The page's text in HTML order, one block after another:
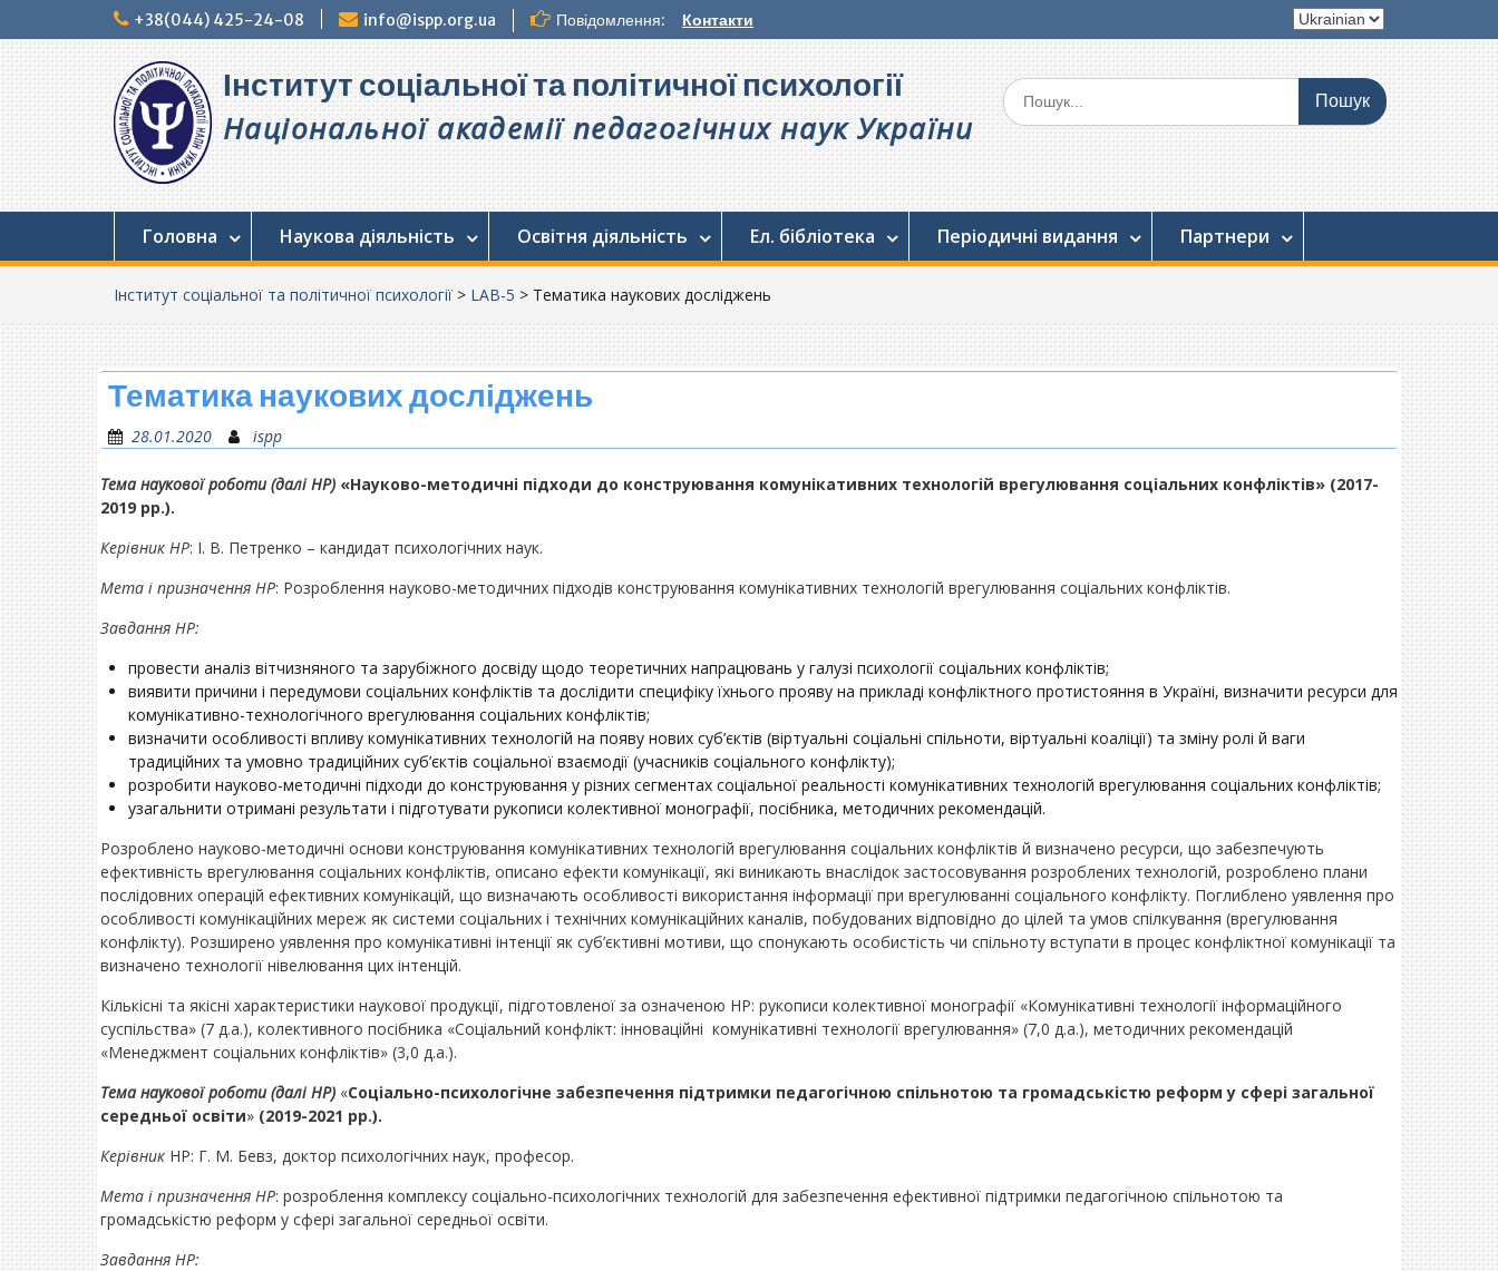
до
+38(044) 425-24-08 info@ispp.org.ua Повідомлення: Контакти
Вибрати
мову
Інститут соціальної та політичної психології
Національної академії педагогічних наук України
Шукати:
Головна Наукова діяльність Освітня діяльність Ел. бібліотека Періодичні видання Партнери
Інститут соціальної та політичної психології > LAB-5 > Тематика наукових досліджень
Тематика наукових досліджень
28.01.2020 ispp
Тема наукової роботи (далі НР) «Науково-методичні підходи до конструювання комунікативних технологій врегулювання соціальних конфліктів» (2017-
2019 рр.).
Керівник НР: І. В. Петренко – кандидат психологічних наук.
Мета і призначення НР: Розроблення науково-методичних підходів конструювання комунікативних технологій врегулювання соціальних конфліктів.
Завдання НР:
провести аналіз вітчизняного та зарубіжного досвіду щодо теоретичних напрацювань у галузі психології соціальних конфліктів;
виявити причини і передумови соціальних конфліктів та дослідити специфіку їхнього прояву на прикладі конфліктного протистояння в Україні, визначити ресурси для
комунікативно-технологічного врегулювання соціальних конфліктів;
визначити особливості впливу комунікативних технологій на появу нових суб’єктів (віртуальні соціальні спільноти, віртуальні коаліції) та зміну ролі й ваги
традиційних та умовно традиційних суб’єктів соціальної взаємодії (учасників соціального конфлікту);
розробити науково-методичні підходи до конструювання у різних сегментах соціальної реальності комунікативних технологій врегулювання соціальних конфліктів;
узагальнити отримані результати і підготувати рукописи колективної монографії, посібника, методичних рекомендацій.
Розроблено науково-методичні основи конструювання комунікативних технологій врегулювання соціальних конфліктів й визначено ресурси, що забезпечують
ефективність врегулювання соціальних конфліктів, описано ефекти комунікації, які виникають внаслідок застосовування розроблених технологій, розроблено плани
послідовних операцій ефективних комунікацій, що визначають особливості використання інформації при врегулюванні соціального конфлікту. Поглиблено уявлення про
особливості комунікаційних мереж як системи соціальних і технічних комунікаційних каналів, побудованих відповідно до цілей та умов спілкування (врегулювання
конфлікту). Розширено уявлення про комунікативні інтенції як суб’єктивні мотиви, що спонукають особистість чи спільноту вступати в процес конфліктної комунікації та
визначено технології нівелювання цих інтенцій.
Кількісні та якісні характеристики наукової продукції, підготовленої за означеною НР: рукописи колективної монографії «Комунікативні технології інформаційного
суспільства» (7 д.а.), колективного посібника «Соціальний конфлікт: інноваційні комунікативні технології врегулювання» (7,0 д.а.), методичних рекомендацій
«Менеджмент соціальних конфліктів» (3,0 д.а.).
Тема наукової роботи (далі НР) «Cоціально-психологічне забезпечення підтримки педагогічною спільнотою та громадськістю реформ у сфері загальної
середньої освіти» (2019-2021 рр.).
Керівник НР: Г. М. Бевз, доктор психологічних наук, професор.
Мета і призначення НР: розроблення комплексу соціально-психологічних технологій для забезпечення ефективної підтримки педагогічною спільнотою та
громадськістю реформ у сфері загальної середньої освіти.
Завдання НР: